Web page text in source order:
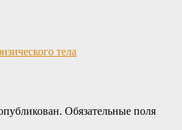
тела
Обязательные поля